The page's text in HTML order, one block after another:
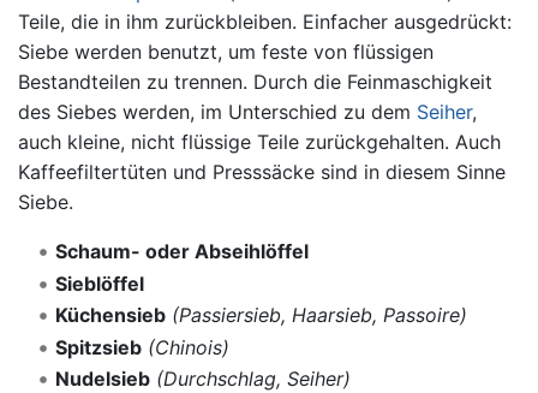
Teile, die in ihm zurückbleiben. Einfacher ausgedrückt:
Siebe werden benutzt, um feste von flüssigen
Bestandteilen zu trennen. Durch die Feinmaschigkeit
des Siebes werden, im Unterschied zu dem Seiher,
auch kleine, nicht flüssige Teile zurückgehalten. Auch
Kaffeefiltertüten und Presssäcke sind in diesem Sinne
Siebe.
Schaum- oder Abseihlöffel
Sieblöffel
Küchensieb (Passiersieb, Haarsieb, Passoire)
Spitzsieb (Chinois)
Nudelsieb (Durchschlag, Seiher)